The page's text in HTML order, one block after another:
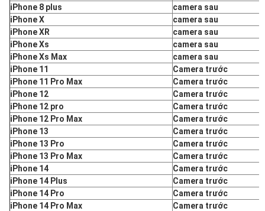
iPhone 8 plus
camera sau
iPhone X
camera sau
iPhone XR
camera sau
iPhone Xs
camera sau
iPhone Xs Max
camera sau
iPhone 11
Camera trước
iPhone 11 Pro Max
Camera trước
iPhone 12
Camera trước
iPhone 12 pro
Camera trước
iPhone 12 Pro Max
Camera trước
iPhone 13
Camera trước
iPhone 13 Pro
Camera trước
iPhone 13 Pro Max
Camera trước
iPhone 14
Camera trước
iPhone 14 Plus
Camera trước
iPhone 14 Pro
Camera trước
iPhone 14 Pro Max
Camera trước